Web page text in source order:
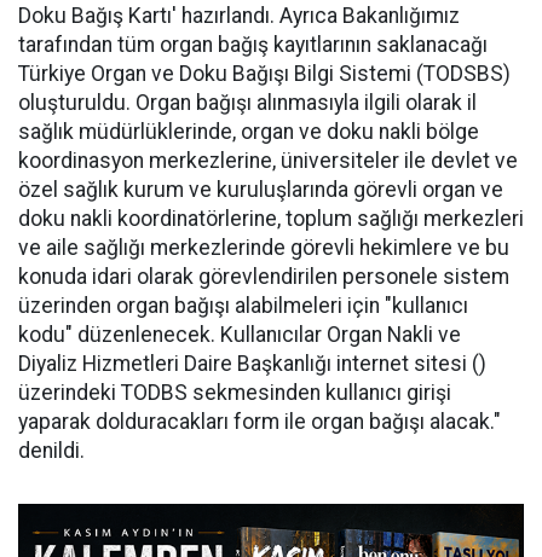
Doku Bağış Kartı' hazırlandı. Ayrıca Bakanlığımız
tarafından tüm organ bağış kayıtlarının saklanacağı
Türkiye Organ ve Doku Bağışı Bilgi Sistemi (TODSBS)
oluşturuldu. Organ bağışı alınmasıyla ilgili olarak il
sağlık müdürlüklerinde, organ ve doku nakli bölge
koordinasyon merkezlerine, üniversiteler ile devlet ve
özel sağlık kurum ve kuruluşlarında görevli organ ve
doku nakli koordinatörlerine, toplum sağlığı merkezleri
ve aile sağlığı merkezlerinde görevli hekimlere ve bu
konuda idari olarak görevlendirilen personele sistem
üzerinden organ bağışı alabilmeleri için "kullanıcı
kodu" düzenlenecek. Kullanıcılar Organ Nakli ve
Diyaliz Hizmetleri Daire Başkanlığı internet sitesi ()
üzerindeki TODBS sekmesinden kullanıcı girişi
yaparak dolduracakları form ile organ bağışı alacak."
denildi.